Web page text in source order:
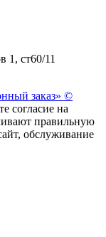
1, ст60/11
заказ» ©
согласие на
правильную
обслуживание